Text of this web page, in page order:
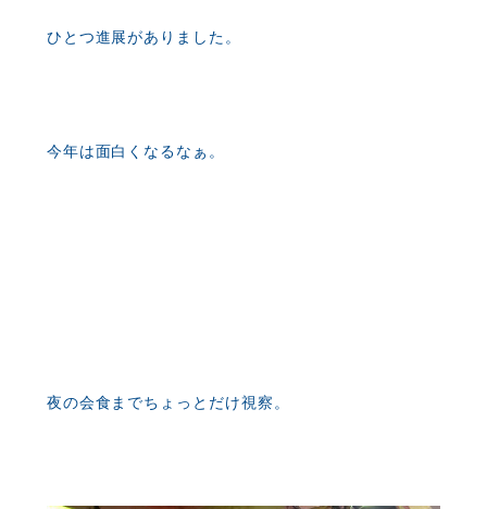
ひとつ進展がありました。
今年は面白くなるなぁ。
夜の会食までちょっとだけ視察。